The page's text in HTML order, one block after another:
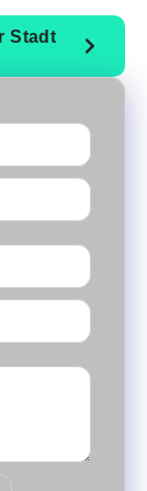
Stadt